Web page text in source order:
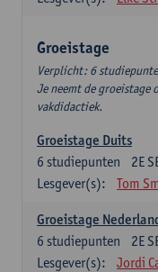
Groeistage
Verplicht: 6
Je neemt de groeistage
vakdidactiek.
Groeistage Duits
2E
6 studiepunten
Lesgever(s):
Tom
Groeistage
2E
6 studiepunten
Lesgever(s):
Jordi